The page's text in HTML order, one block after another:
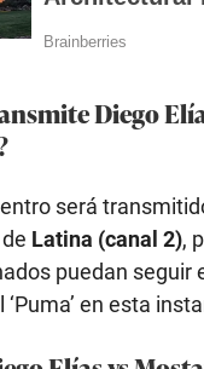
Diego
será
Latina (canal 2),
puedan seguir
en esta